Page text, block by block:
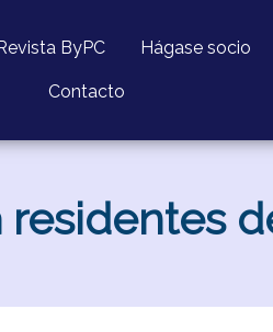
ByPC Hágase socio
Contacto
residentes